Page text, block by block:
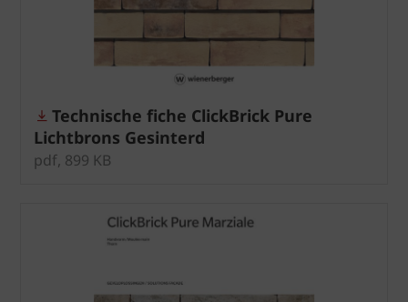
Technische fiche ClickBrick Pure
Lichtbrons Gesinterd
pdf, 899 KB